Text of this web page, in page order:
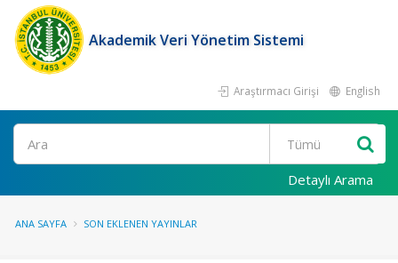
Akademik Veri Yönetim Sistemi
Araştırmacı Girişi English
Ara
Detaylı Arama
ANA SAYFA SON EKLENEN YAYINLAR